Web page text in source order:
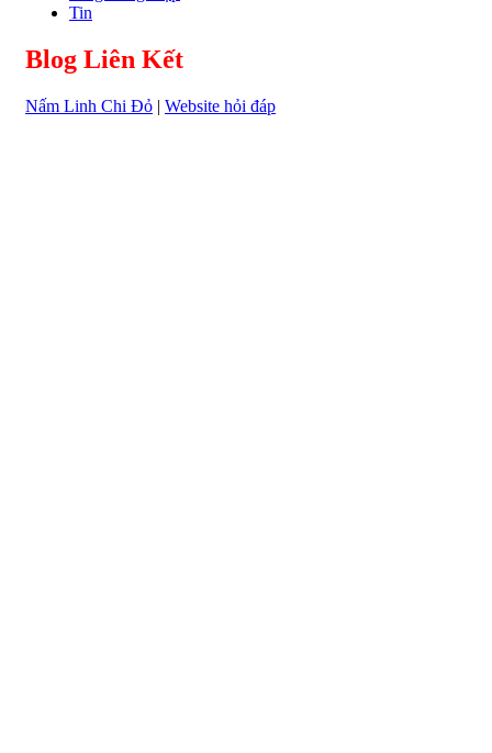
Tin
Blog Liên Kết
Nấm Linh Chi Đỏ | Website hỏi đáp